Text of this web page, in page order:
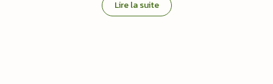
Lire la suite